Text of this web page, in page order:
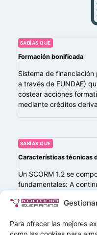
Para ofrecer las mejores
SABÍAS QUE
Formación bonificada
Sistema de
a través de FUNDAE)
costear acciones
mediante créditos
SABÍAS QUE
Características técnicas
Un SCORM 1.2 se
fundamentales: A
Model (CAM) Define